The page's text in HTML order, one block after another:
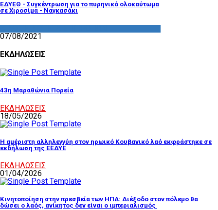
ΕΔΥΕΘ - Συγκέντρωση για το πυρηνικό ολοκαύτωμα
σε Χιροσίμα - Ναγκασάκι
07/08/2021
ΕΚΔΗΛΩΣΕΙΣ
43η Μαραθώνια Πορεία
ΕΚΔΗΛΩΣΕΙΣ
18/05/2026
Η αμέριστη αλληλεγγύη στον ηρωικό Κουβανικό λαό εκφράστηκε σε
εκδήλωση της ΕΕΔΥΕ
ΕΚΔΗΛΩΣΕΙΣ
01/04/2026
Κινητοποίηση στην πρεσβεία των ΗΠΑ: Διέξοδο στον πόλεμο θα
δώσει ο λαός, ανίκητος δεν είναι ο ιμπεριαλισμός